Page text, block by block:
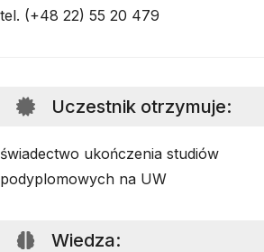
tel. (+48 22) 55 20 479
Uczestnik otrzymuje:
świadectwo ukończenia studiów
podyplomowych na UW
Wiedza: